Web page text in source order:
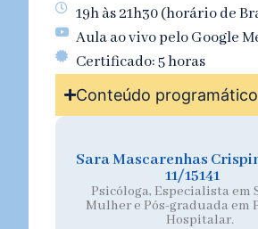
19h às 21h30 (horário de
Aula ao vivo pelo Google
Certificado: 5 horas
Conteúdo
Sara Mascarenhas
11/15141
Psicóloga, Especialista em
Mulher e Pós-graduada em
Hospitalar.